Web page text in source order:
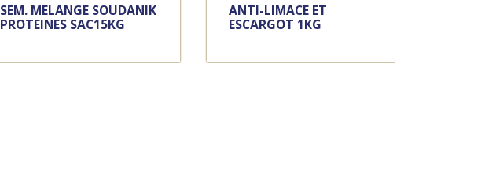
SEM. MELANGE SOUDANIK
PROTEINES SAC15KG
ANTI-LIMACE ET
ESCARGOT 1KG
PROTECTA